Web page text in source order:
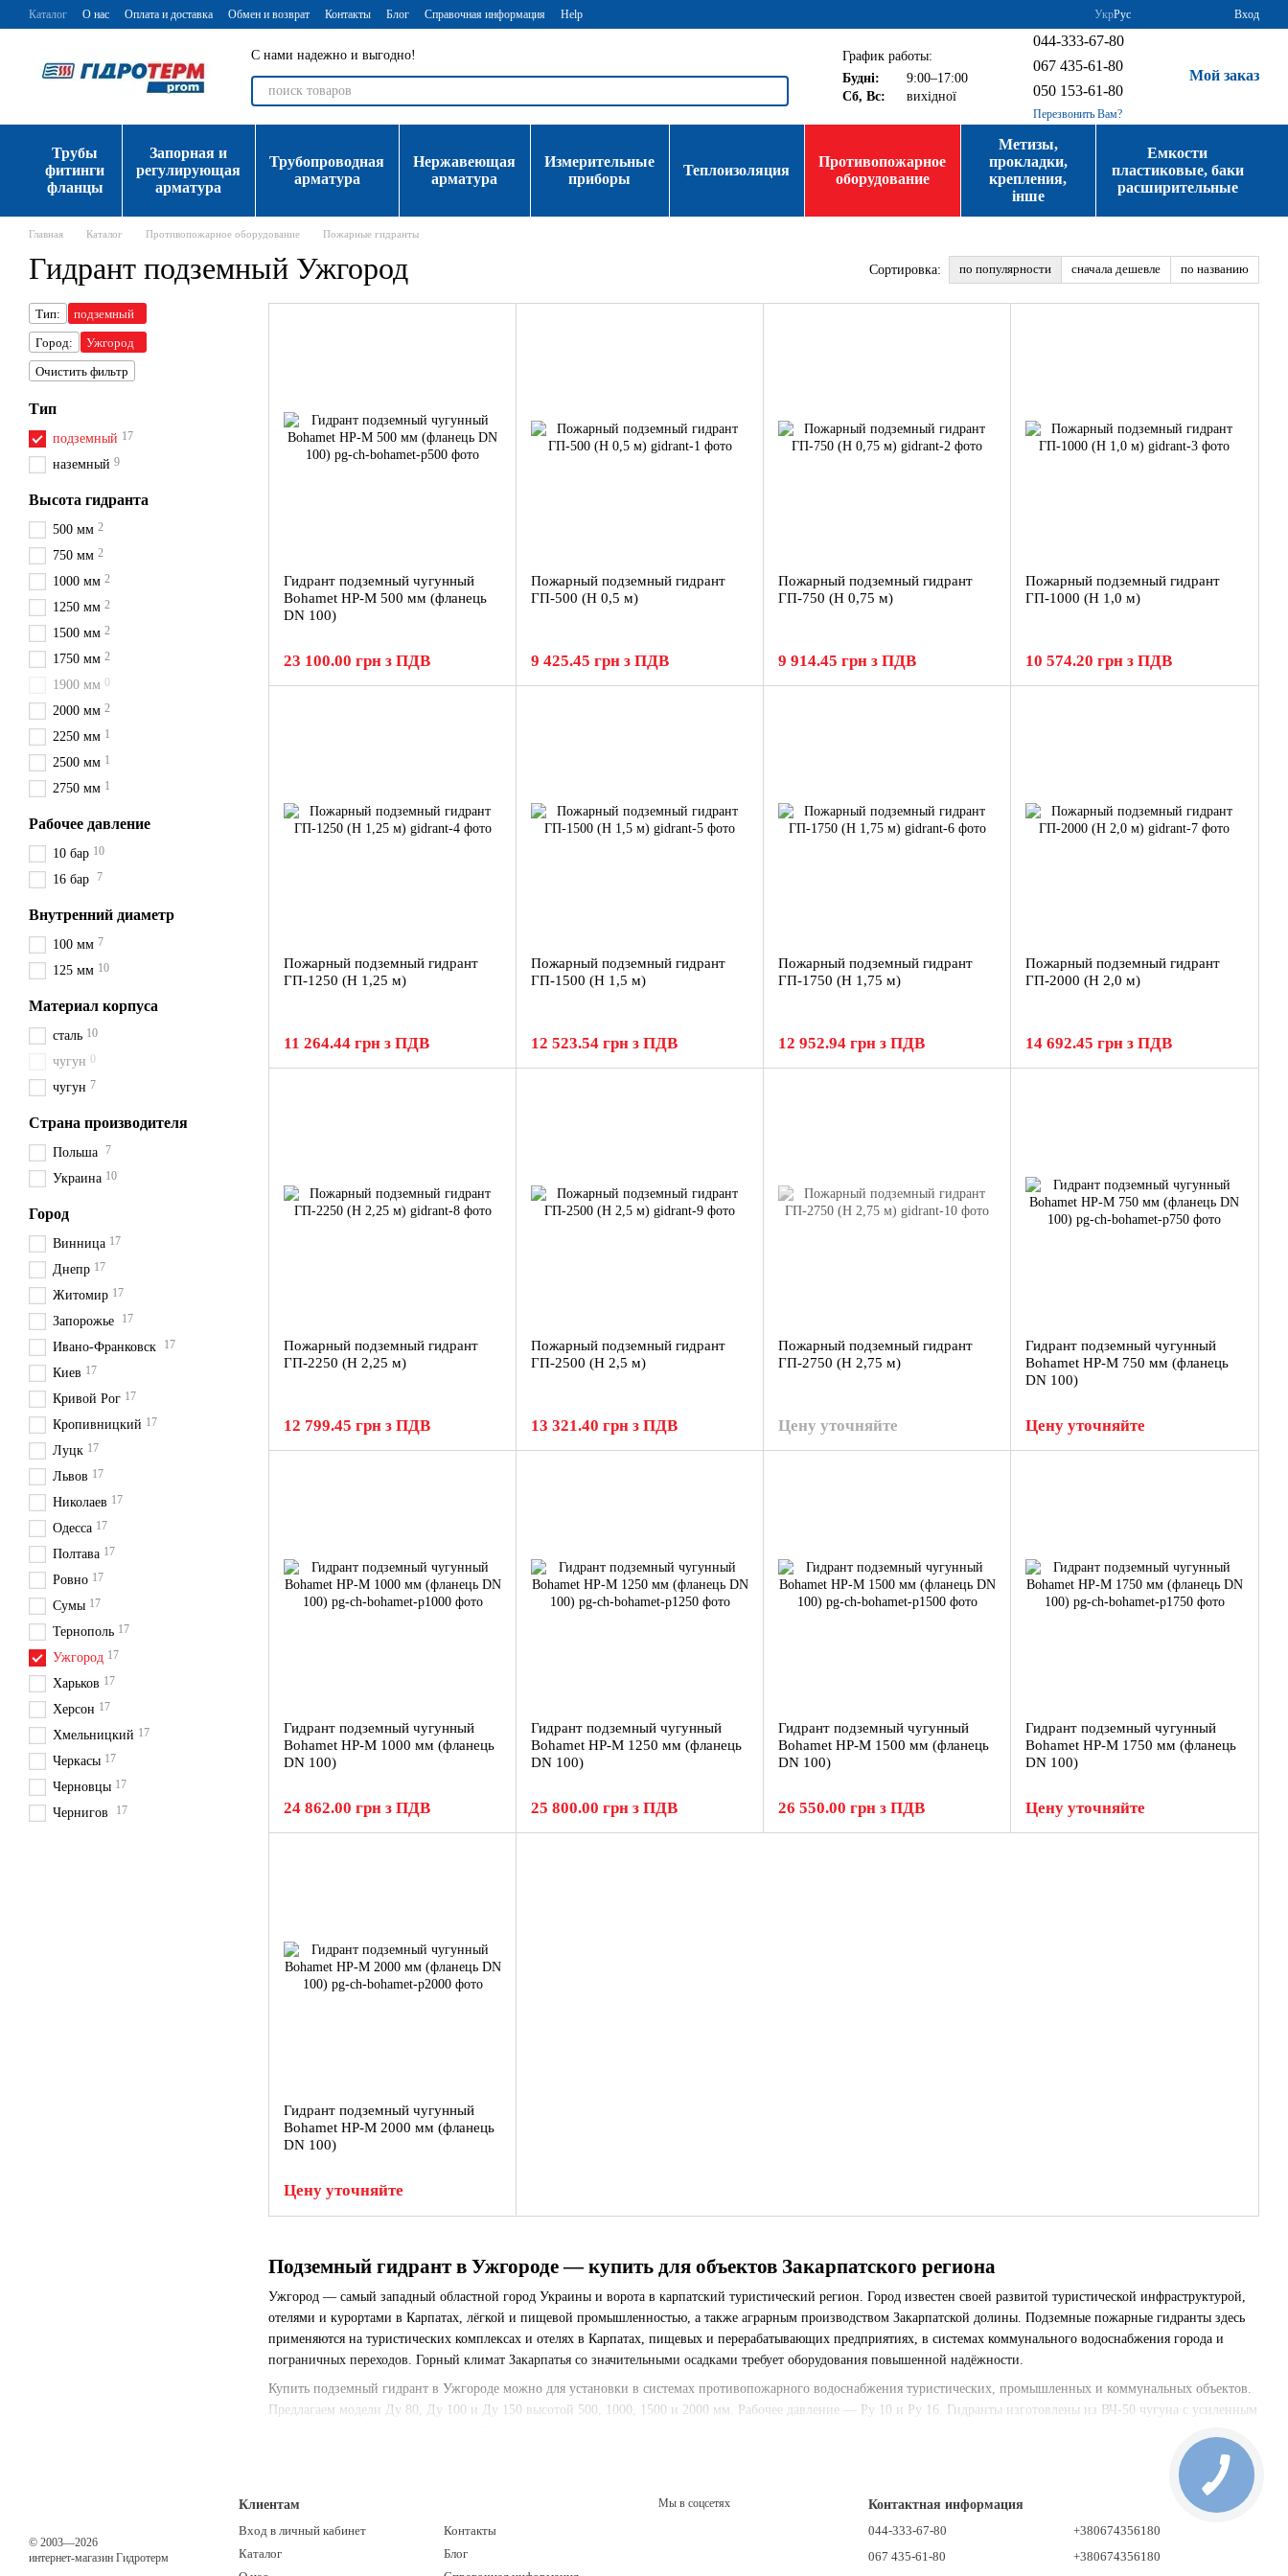
Перейти к основному контенту
Каталог О нас Оплата и доставка Обмен и возврат Контакты Блог Справочная информация Help УкрРус Вход
С нами надежно и выгодно!
График работы:
Будні:
9:00–17:00
Сб, Вс:
вихідної
044-333-67-80
067 435-61-80
050 153-61-80
Перезвонить Вам?
Мой заказ
Трубы
фитинги
фланцы
Запорная и
регулирующая
арматура
Трубопроводная
арматура
Нержавеющая
арматура
Измерительные
приборы
Теплоизоляция
Противопожарное
оборудование
Метизы,
прокладки,
крепления,
інше
Емкости
пластиковые, баки
расширительные
Главная Каталог Противопожарное оборудование Пожарные гидранты
Гидрант подземный Ужгород Сортировка: по популярности сначала дешевле по названию
Подземный гидрант в Ужгороде — купить для объектов Закарпатского региона
Ужгород — самый западный областной город Украины и ворота в карпатский туристический регион. Город известен своей развитой туристической инфраструктурой,
отелями и курортами в Карпатах, лёгкой и пищевой промышленностью, а также аграрным производством Закарпатской долины. Подземные пожарные гидранты здесь
применяются на туристических комплексах и отелях в Карпатах, пищевых и перерабатывающих предприятиях, в системах коммунального водоснабжения города и
пограничных переходов. Горный климат Закарпатья со значительными осадками требует оборудования повышенной надёжности.
Купить подземный гидрант в Ужгороде можно для установки в системах противопожарного водоснабжения туристических, промышленных и коммунальных объектов.
Предлагаем модели Ду 80, Ду 100 и Ду 150 высотой 500, 1000, 1500 и 2000 мм. Рабочее давление — Ру 10 и Ру 16. Гидранты изготовлены из ВЧ-50 чугуна с усиленным
Среди наших заказчиков в Ужгороде и Закарпатской области — туристические и гостиничные комплексы Карпат, пищевые и перерабатывающие предприятия
Закарпатской долины, агропромышленные хозяйства (виноделие, садоводство), строительные организации, коммунальные предприятия Ужгорода и пограничных
переходов.
Доставка подземных гидрантов по Закарпатской и смежным областям: Мукачево, Берегово, Хуст, Виноградов, Тячев, Рахов, Свалява, Перечин, Воловец, Великий
Березный, Межгорье, Иршава и другие города и районы. Сроки доставки — 2–4 рабочих дня.
Гидрант подземный чугунный
Bohamet HP-M 500 мм (фланець
DN 100)
23 100.00 грн з ПДВ
Пожарный подземный гидрант
ГП-500 (H 0,5 м)
9 425.45 грн з ПДВ
Пожарный подземный гидрант
ГП-750 (H 0,75 м)
9 914.45 грн з ПДВ
Пожарный подземный гидрант
ГП-1000 (H 1,0 м)
10 574.20 грн з ПДВ
Пожарный подземный гидрант
ГП-1250 (H 1,25 м)
11 264.44 грн з ПДВ
Пожарный подземный гидрант
ГП-1500 (H 1,5 м)
12 523.54 грн з ПДВ
Пожарный подземный гидрант
ГП-1750 (H 1,75 м)
12 952.94 грн з ПДВ
Пожарный подземный гидрант
ГП-2000 (H 2,0 м)
14 692.45 грн з ПДВ
Пожарный подземный гидрант
ГП-2250 (H 2,25 м)
12 799.45 грн з ПДВ
Пожарный подземный гидрант
ГП-2500 (H 2,5 м)
13 321.40 грн з ПДВ
Пожарный подземный гидрант
ГП-2750 (H 2,75 м)
Цену уточняйте
Гидрант подземный чугунный
Bohamet HP-M 750 мм (фланець
DN 100)
Цену уточняйте
Гидрант подземный чугунный
Bohamet HP-M 1000 мм (фланець
DN 100)
24 862.00 грн з ПДВ
Гидрант подземный чугунный
Bohamet HP-M 1250 мм (фланець
DN 100)
25 800.00 грн з ПДВ
Гидрант подземный чугунный
Bohamet HP-M 1500 мм (фланець
DN 100)
26 550.00 грн з ПДВ
Гидрант подземный чугунный
Bohamet HP-M 1750 мм (фланець
DN 100)
Цену уточняйте
Гидрант подземный чугунный
Bohamet HP-M 2000 мм (фланець
DN 100)
Цену уточняйте
Тип:
подземный
Город:
Ужгород
Очистить фильтр
Тип
подземный 17
наземный 9
Высота гидранта
500 мм 2
750 мм 2
1000 мм 2
1250 мм 2
1500 мм 2
1750 мм 2
1900 мм 0
2000 мм 2
2250 мм 1
2500 мм 1
2750 мм 1
Рабочее давление
10 бар 10
16 бар 7
Внутренний диаметр
100 мм 7
125 мм 10
Материал корпуса
сталь 10
чугун 0
чугун 7
Страна производителя
Польша 7
Украина 10
Город
Винница 17
Днепр 17
Житомир 17
Запорожье 17
Ивано-Франковск 17
Киев 17
Кривой Рог 17
Кропивницкий 17
Луцк 17
Львов 17
Николаев 17
Одесса 17
Полтава 17
Ровно 17
Сумы 17
Тернополь 17
Ужгород 17
Харьков 17
Херсон 17
Хмельницкий 17
Черкасы 17
Черновцы 17
Чернигов 17
© 2003—2026
интернет-магазин Гидротерм
Клиентам
Вход в личный кабинет
Каталог
Контакты
Блог
Мы в соцсетях
Контактная информация
044-333-67-80
067 435-61-80
+380674356180
+380674356180